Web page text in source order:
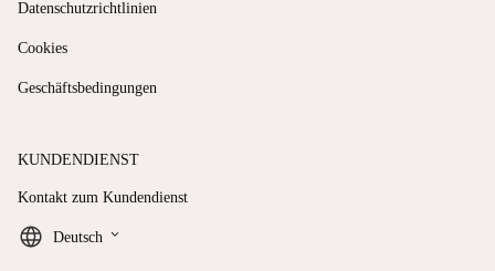
Datenschutzrichtlinien
Cookies
Geschäftsbedingungen
KUNDENDIENST
Kontakt zum Kundendienst
Deutsch keyboard_arrow_down